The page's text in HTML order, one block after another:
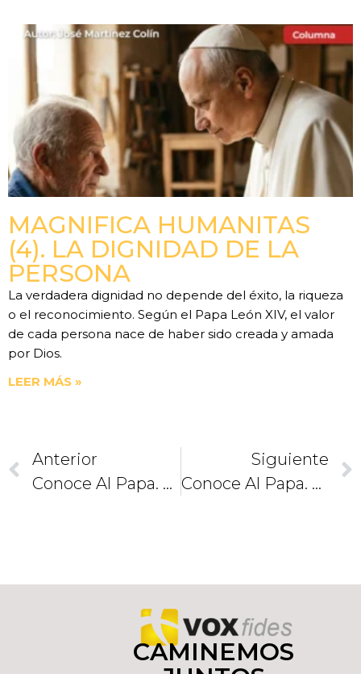
MAGNIFICA HUMANITAS
(4). LA DIGNIDAD DE LA
PERSONA
La verdadera dignidad no depende del éxito, la riqueza
o el reconocimiento. Según el Papa León XIV, el valor
de cada persona nace de haber sido creada y amada
por Dios.
LEER MÁS »
Anterior
Conoce Al Papa. La Encíclica De La Esperanza
Siguiente
Conoce Al Papa. Propuesta Ante Crisis Financiera Mundial
CAMINEMOS